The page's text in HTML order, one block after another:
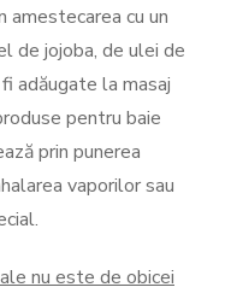
amestecarea cu un
de jojoba, de ulei de
adăugate la masaj
pentru baie
prin punerea
vaporilor sau
nu este de obicei